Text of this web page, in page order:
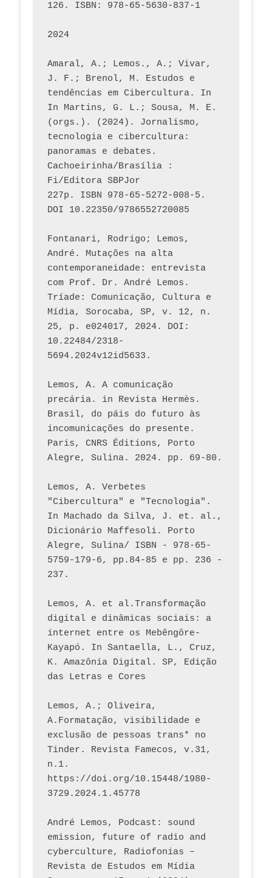
126. ISBN: 978-65-5630-837-1
2024
Amaral, A.; Lemos., A.; Vivar,
J. F.; Brenol, M. Estudos e
tendências em Cibercultura. In
In Martins, G. L.; Sousa, M. E.
(orgs.). (2024). Jornalismo,
tecnologia e cibercultura:
panoramas e debates.
Cachoeirinha/Brasília :
Fi/Editora SBPJor
227p. ISBN 978-65-5272-008-5.
DOI 10.22350/9786552720085
Fontanari, Rodrigo; Lemos,
André. Mutações na alta
contemporaneidade: entrevista
com Prof. Dr. André Lemos.
Tríade: Comunicação, Cultura e
Mídia, Sorocaba, SP, v. 12, n.
25, p. e024017, 2024. DOI:
10.22484/2318-
5694.2024v12id5633.
Lemos, A. A comunicação
precária. in Revista Hermès.
Brasil, do páis do futuro às
incomunicações do presente.
Paris, CNRS Éditions, Porto
Lemos, A. Verbetes
"Cibercultura" e "Tecnologia".
In Machado da Silva, J. et. al.,
Dicionário Maffesoli. Porto
Alegre, Sulina/ ISBN - 978-65-
5759-179-6, pp.84-85 e pp. 236 -
237.
Lemos, A. et al.Transformação
digital e dinâmicas sociais: a
internet entre os Mebêngôre-
Kayapó. In Santaella, L., Cruz,
K. Amazônia Digital. SP, Edição
das Letras e Cores
Lemos, A.; Oliveira,
A.Formatação, visibilidade e
exclusão de pessoas trans* no
Tinder. Revista Famecos, v.31,
n.1.
https://doi.org/10.15448/1980-
3729.2024.1.45778
André Lemos, Podcast: sound
emission, future of radio and
cyberculture, Radiofonias –
Revista de Estudos em Mídia